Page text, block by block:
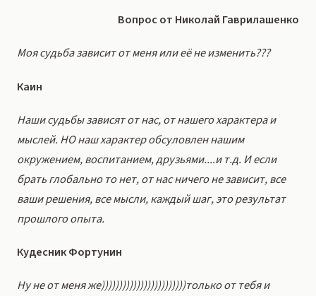
Вопрос от Николай Гаврилашенко
Моя судьба зависит от меня или её не изменить???
Каин
Наши судьбы зависят от нас, от нашего характера и
мыслей. НО наш характер обсуловлен нашим
окружением, воспитанием, друзьями....и т.д. И если
брать глобально то нет, от нас ничего не зависит, все
ваши решения, все мысли, каждый шаг, это результат
прошлого опыта.
Кудесник Фортунин
Ну не от меня же))))))))))))))))))))))))только от тебя и